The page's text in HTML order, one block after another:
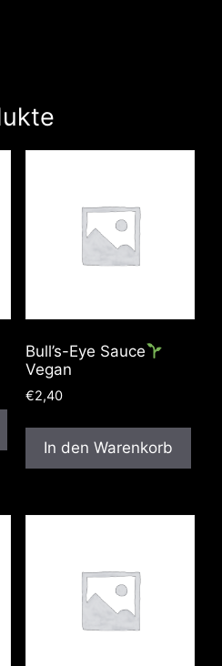
Bull’s-Eye Sauce
Vegan
€2,40
In den Warenkorb